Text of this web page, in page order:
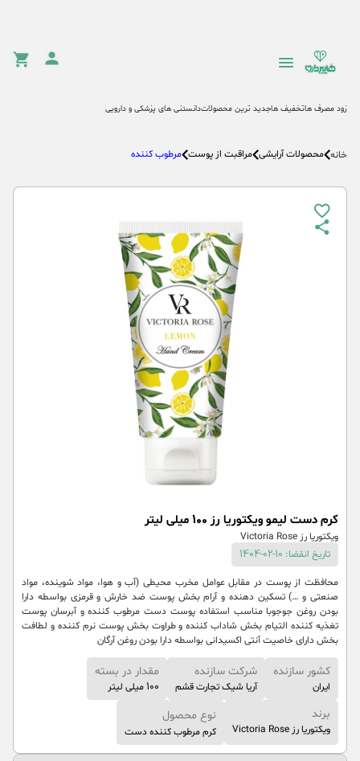
زود مصرف هاتخفیف هاجدید ترین محصولاتدانستنی های پزشکی و دارویی
خانه محصولات آرایشی مراقبت از پوست مرطوب کننده
کرم دست لیمو ویکتوریا رز 100 میلی لیتر
ویکتوریا رز Victoria Rose
تاریخ انقضا: 10-02-1404
محافظت از پوست در مقابل عوامل مخرب محیطی (آب و هوا، مواد شوینده، مواد
صنعتی و …) تسکین دهنده و آرام بخش پوست ضد خارش و قرمزی بواسطه دارا
بودن روغن جوجوبا مناسب استفاده پوست دست مرطوب کننده و آبرسان پوست
تغذیه کننده التیام بخش شاداب کننده و طراوت بخش پوست نرم کننده و لطافت
بخش دارای خاصیت آنتی اکسیدانی بواسطه دارا بودن روغن آرگان
کشور سازنده
ایران
شرکت سازنده
آریا شیک تجارت قشم
مقدار در بسته
100 میلی لیتر
برند
ویکتوریا رز Victoria Rose
نوع محصول
کرم مرطوب کننده دست